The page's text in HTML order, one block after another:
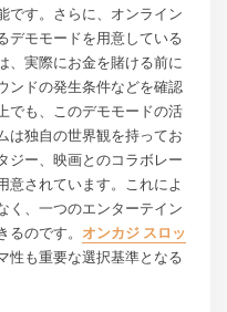
です。さらに、オンライン
デモモードを用意している
、実際にお金を賭ける前に
ンドの発生条件などを確認
でも、このデモモードの活
は独自の世界観を持ってお
ジー、映画とのコラボレー
意されています。これによ
く、一つのエンターテイン
のです。 オンカジ スロッ
性も重要な選択基準となる